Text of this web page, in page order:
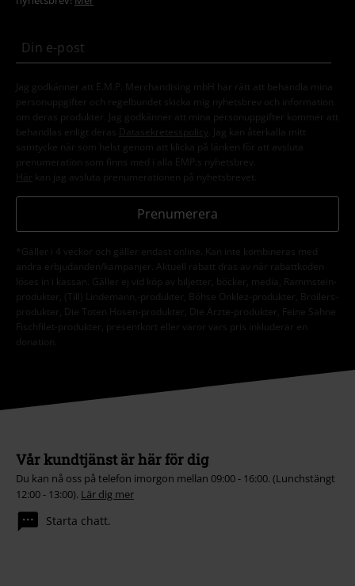
Jag godkänner att E.M.P. Merchandising mbH har rätt att behandla mina
personuppgifter och regelbundet skicka mig nyhetsbrev och information
om deras produkter. Jag godkänner att mina personuppgifter kommer att
behandlas enligt deras
Datasekretesspolicy
. Jag kan återkalla mitt
samtycke när som helst genom att klicka på länken för att avsluta
prenumeration som finns med i alla EMP:s nyhetsbrev.
Här kan jag avsluta prenumerationen på nyhetsbrevet.
Prenumerera
*Gäller i 4 veckor och gäller endast online. Kan inte kombineras med
andra erbjudanden/kampanjer. Aktuell rabatt dras av när rabattkoden
löses in i kassan. Gäller ej vid köp av biljetter, böcker, media, Rammstein-
produkter, (Till) Lindemann,-produkter, Böhse Onklez-produkter, Broilers-
produkter, Die Toten Hosen-produkter, Die Ärzte-produkter, Feine Sahne
Fischfilet-produkter, presentkort eller varor vars pris inkluderar en
donation.
Vår kundtjänst är här för dig
Du kan nå oss på telefon imorgon mellan 09:00 - 16:00. (Lunchstängt
12:00 - 13:00). Lär dig mer
Starta chatt.